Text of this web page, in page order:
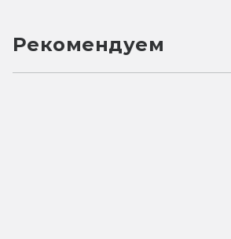
Рекомендуем